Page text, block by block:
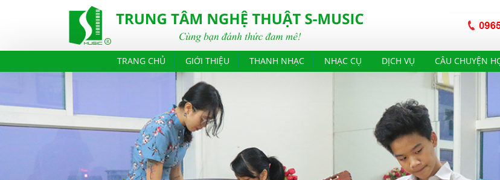
TRANG CHỦ GIỚI THIỆU THANH NHẠC NHẠC CỤ DỊCH VỤ CÂU CHUYỆN